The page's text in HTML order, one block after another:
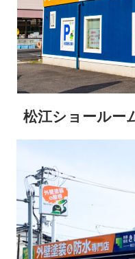
松江ショールー